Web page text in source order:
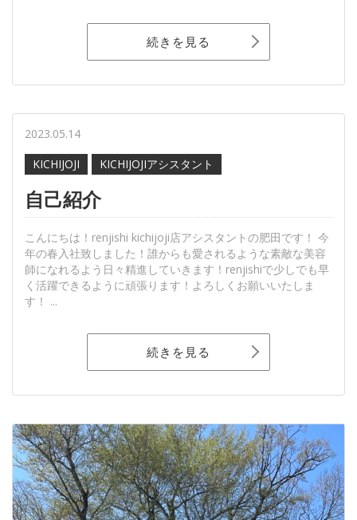
続きを見る
2023.05.14
KICHIJOJI
KICHIJOJIアシスタント
自己紹介
こんにちは！renjishi kichijoji店アシスタントの肥田です！ 今
年の春入社致しました！誰からも愛されるような素敵な美容
師になれるよう日々精進していきます！renjishiで少しでも早
く活躍できるように頑張ります！よろしくお願いいたしま
す！ ...
続きを見る